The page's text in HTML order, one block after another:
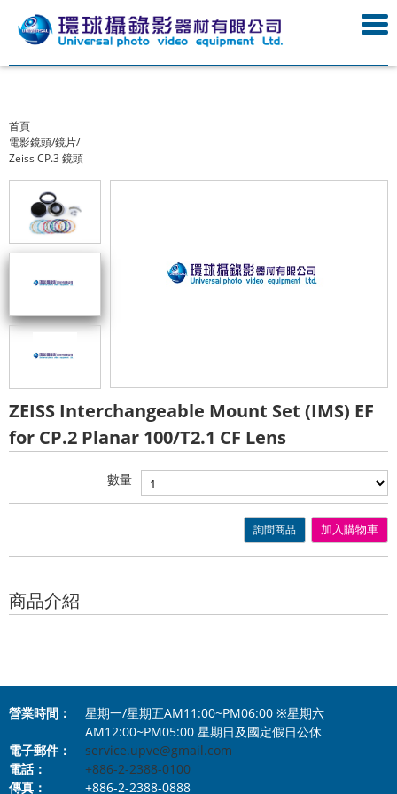
首頁
電影鏡頭/鏡片/
Zeiss CP.3 鏡頭
ZEISS Interchangeable Mount Set (IMS) EF
for CP.2 Planar 100/T2.1 CF Lens
數量
詢問商品 加入購物車
商品介紹
營業時間：
星期一/星期五AM11:00~PM06:00 ※星期六
AM12:00~PM05:00 星期日及國定假日公休
電子郵件：
service.upve@gmail.com
電話：
+886-2-2388-0100
傳真：
+886-2-2388-0888